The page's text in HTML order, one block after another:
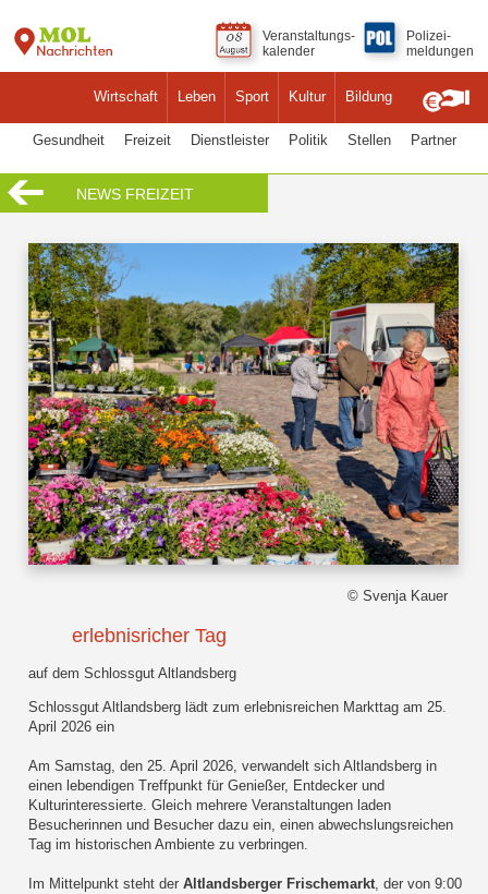
Wirtschaft Leben Sport Kultur Bildung
Veranstaltungs-
kalender
Polizei-
meldungen
Gesundheit Freizeit Dienstleister Politik Stellen Partner
NEWS FREIZEIT
© Svenja Kauer
erlebnisricher Tag
auf dem Schlossgut Altlandsberg
Schlossgut Altlandsberg lädt zum erlebnisreichen Markttag am 25.
April 2026 ein
Am Samstag, den 25. April 2026, verwandelt sich Altlandsberg in
einen lebendigen Treffpunkt für Genießer, Entdecker und
Kulturinteressierte. Gleich mehrere Veranstaltungen laden
Besucherinnen und Besucher dazu ein, einen abwechslungsreichen
Tag im historischen Ambiente zu verbringen.
Im Mittelpunkt steht derAltlandsberger Frischemarkt, der von 9:00